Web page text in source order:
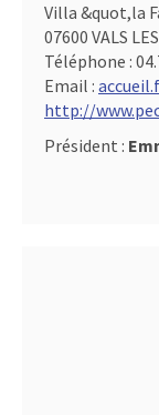
Villa &quot,la
07600 VALS
Téléphone :
Email :
http://
Président :